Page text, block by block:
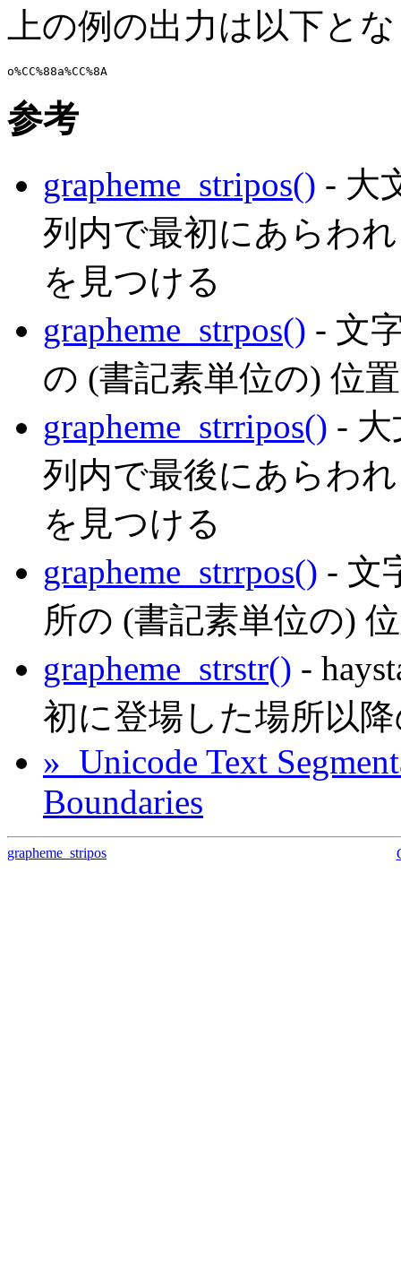
上の例の出力は以下と
参考
grapheme_stripos() - 大
列内で最初にあらわ
を見つける
grapheme_strpos() - 文
の (書記素単位の) 位
grapheme_strripos() -
列内で最後にあらわ
を見つける
grapheme_strrpos() - 文
所の (書記素単位の)
grapheme_strstr() -
初に登場した場所以
» Unicode Text
Boundaries
grapheme_stripos